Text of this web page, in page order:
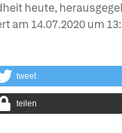
heute,
am 14.07.2020um
tweet
teilen